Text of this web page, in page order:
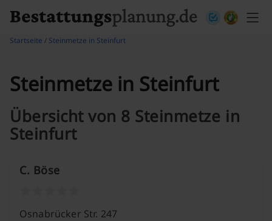
Startseite / Steinmetze in Steinfurt
Steinmetze in Steinfurt
Übersicht von 8 Steinmetze in
Steinfurt
C. Böse
Osnabrücker Str. 247